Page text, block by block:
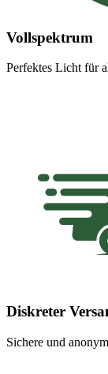
Vollspektrum
Perfektes Licht für
Diskreter
Sichere und